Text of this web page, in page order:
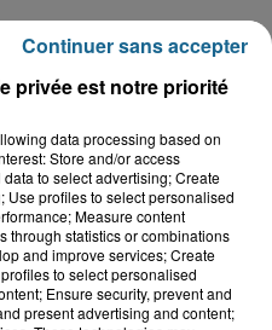
les routes entre
à partir de ce...
50 ans gravement
accident de voiture à...
adolescents de 14 et 15
privée est notre priorité
data processing based on
Store and/or access
to select advertising; Create
profiles to select personalised
Measure content
through statistics or combinations
and improve services; Create
to select personalised
Ensure security, prevent and
present advertising and content;
Continuer sans accepter